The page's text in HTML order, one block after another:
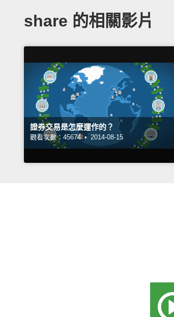
share 的相關影片
證券交易是怎麼運作的？
觀看次數：45674 • 2014-08-15